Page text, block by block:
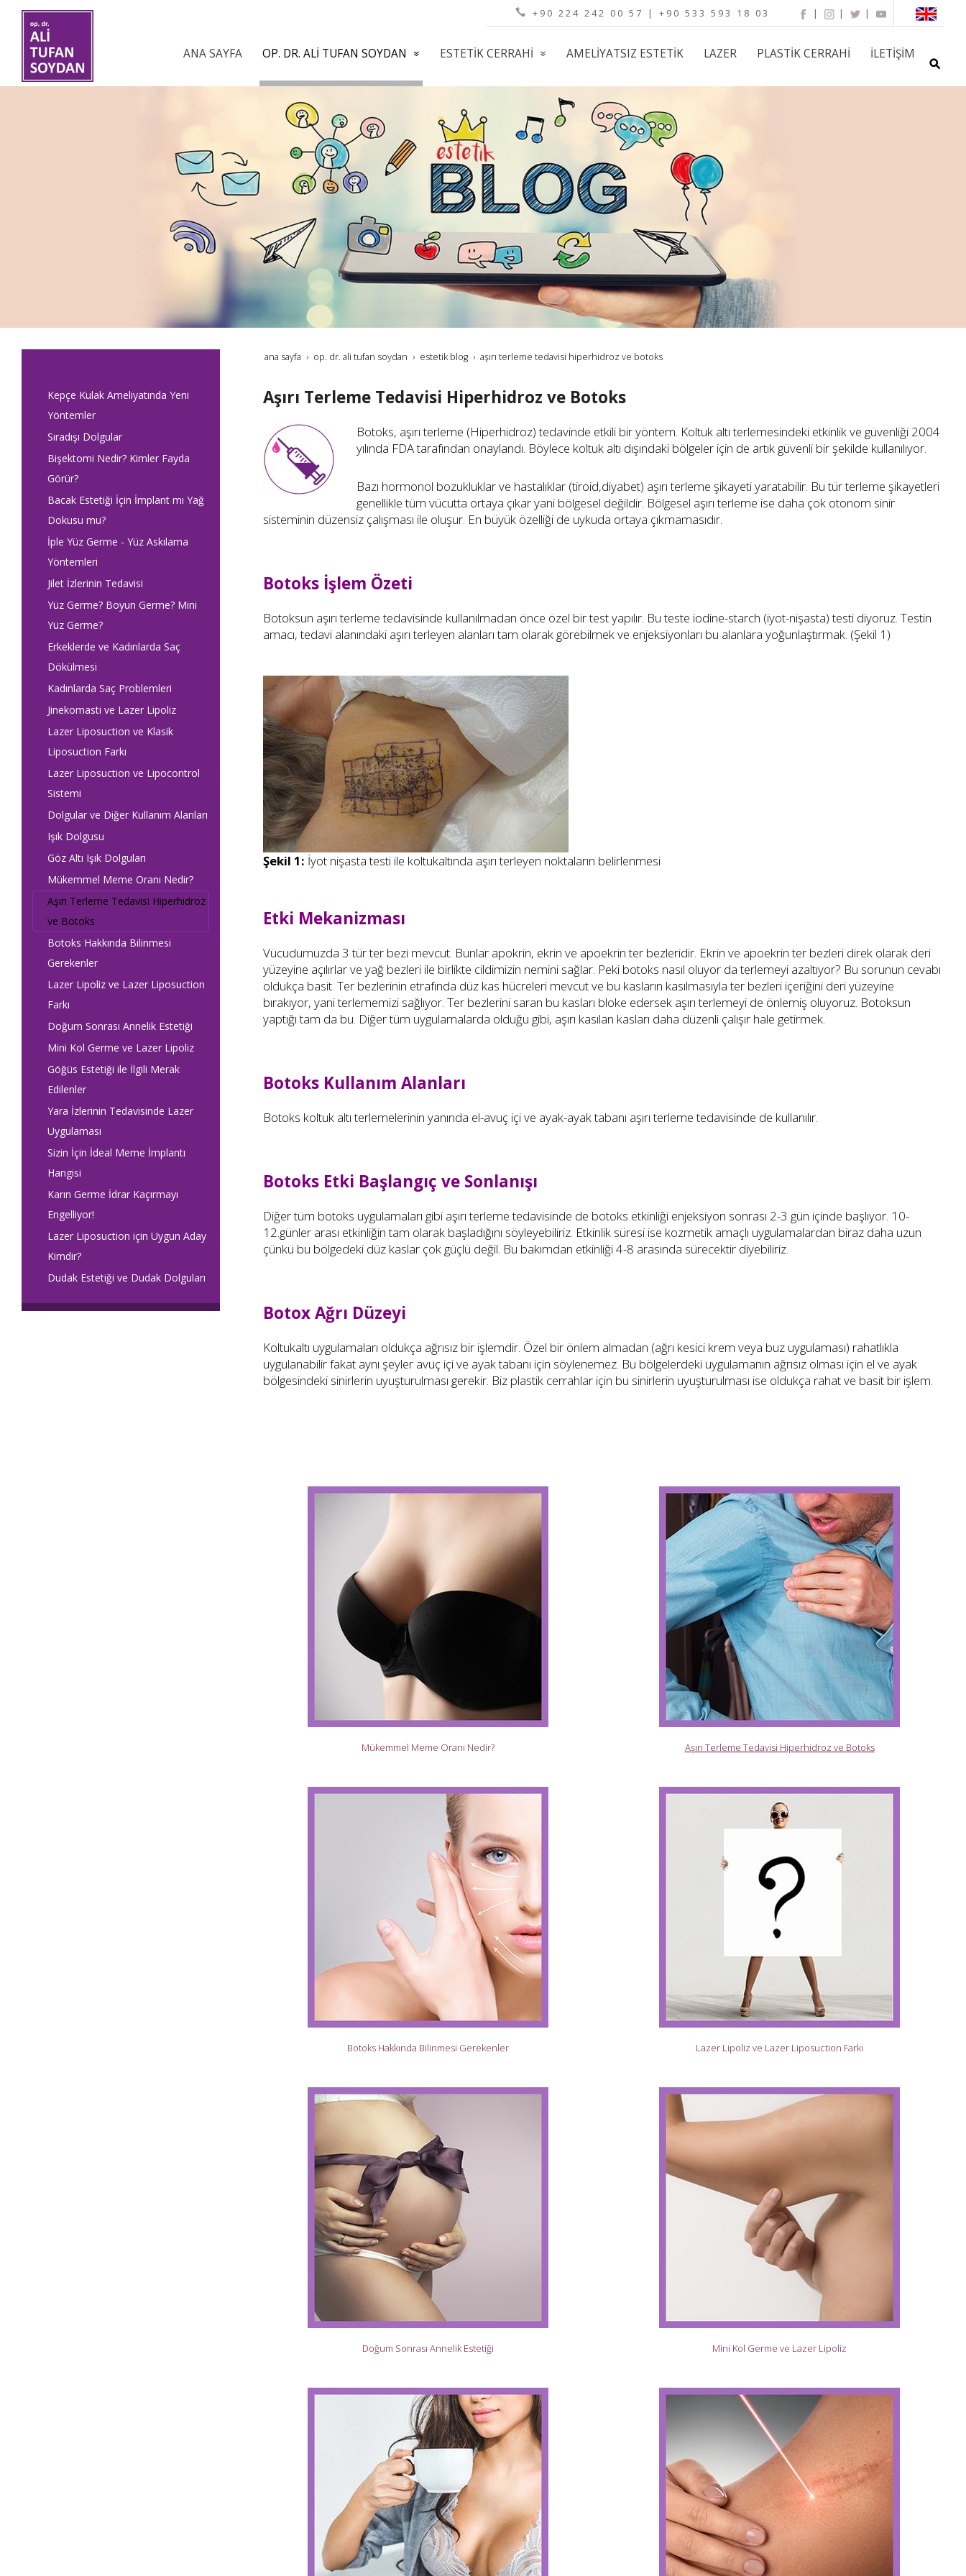
| | |
+90 224 242 00 57 | +90 533 593 18 03
ANA SAYFA OP. DR. ALI TUFAN SOYDAN ESTETIK CERRAHI AMELIYATSIZ ESTETIK LAZER PLASTIK CERRAHI İLETIŞIM
ana sayfa op. dr. ali tufan soydan estetik blog aşırı terleme tedavisi hiperhidroz ve botoks
Aşırı Terleme Tedavisi Hiperhidroz ve Botoks
Botoks, aşırı terleme (Hiperhidroz) tedavinde etkili bir yöntem. Koltuk altı terlemesindeki etkinlik ve güvenliği 2004
yılında FDA tarafından onaylandı. Böylece koltuk altı dışındaki bölgeler için de artık güvenli bir şekilde kullanılıyor.
Bazı hormonol bozukluklar ve hastalıklar (tiroid,diyabet) aşırı terleme şikayeti yaratabilir. Bu tür terleme şikayetleri
genellikle tüm vücutta ortaya çıkar yani bölgesel değildir. Bölgesel aşırı terleme ise daha çok otonom sinir
sisteminin düzensiz çalışması ile oluşur. En büyük özelliği de uykuda ortaya çıkmamasıdır.
Botoks İşlem Özeti
Botoksun aşırı terleme tedavisinde kullanılmadan önce özel bir test yapılır. Bu teste iodine-starch (iyot-nişasta) testi diyoruz. Testin
amacı, tedavi alanındaki aşırı terleyen alanları tam olarak görebilmek ve enjeksiyonları bu alanlara yoğunlaştırmak. (Şekil 1)
Şekil 1: İyot nişasta testi ile koltukaltında aşırı terleyen noktaların belirlenmesi
Etki Mekanizması
Vücudumuzda 3 tür ter bezi mevcut. Bunlar apokrin, ekrin ve apoekrin ter bezleridir. Ekrin ve apoekrin ter bezleri direk olarak deri
yüzeyine açılırlar ve yağ bezleri ile birlikte cildimizin nemini sağlar. Peki botoks nasıl oluyor da terlemeyi azaltıyor? Bu sorunun cevabı
oldukça basit. Ter bezlerinin etrafında düz kas hücreleri mevcut ve bu kasların kasılmasıyla ter bezleri içeriğini deri yüzeyine
bırakıyor, yani terlememizi sağlıyor. Ter bezlerini saran bu kasları bloke edersek aşırı terlemeyi de önlemiş oluyoruz. Botoksun
yaptığı tam da bu. Diğer tüm uygulamalarda olduğu gibi, aşırı kasılan kasları daha düzenli çalışır hale getirmek.
Botoks Kullanım Alanları
Botoks koltuk altı terlemelerinin yanında el-avuç içi ve ayak-ayak tabanı aşırı terleme tedavisinde de kullanılır.
Botoks Etki Başlangıç ve Sonlanışı
Diğer tüm botoks uygulamaları gibi aşırı terleme tedavisinde de botoks etkinliği enjeksiyon sonrası 2-3 gün içinde başlıyor. 10-
12.günler arası etkinliğin tam olarak başladığını söyleyebiliriz. Etkinlik süresi ise kozmetik amaçlı uygulamalardan biraz daha uzun
çünkü bu bölgedeki düz kaslar çok güçlü değil. Bu bakımdan etkinliği 4-8 arasında sürecektir diyebiliriz.
Botox Ağrı Düzeyi
Koltukaltı uygulamaları oldukça ağrısız bir işlemdir. Özel bir önlem almadan (ağrı kesici krem veya buz uygulaması) rahatlıkla
uygulanabilir fakat aynı şeyler avuç içi ve ayak tabanı için söylenemez. Bu bölgelerdeki uygulamanın ağrısız olması için el ve ayak
bölgesindeki sinirlerin uyuşturulması gerekir. Biz plastik cerrahlar için bu sinirlerin uyuşturulması ise oldukça rahat ve basit bir işlem.
Mükemmel Meme Oranı Nedir? Aşırı Terleme Tedavisi Hiperhidroz ve Botoks
Botoks Hakkında Bilinmesi Gerekenler Lazer Lipoliz ve Lazer Liposuction Farkı
Doğum Sonrası Annelik Estetiği Mini Kol Germe ve Lazer Lipoliz
Kepçe Kulak Ameliyatında Yeni
Yöntemler
Sıradışı Dolgular
Bişektomi Nedir? Kimler Fayda
Görür?
Bacak Estetiği İçin İmplant mı Yağ
Dokusu mu?
İple Yüz Germe - Yüz Askılama
Yöntemleri
Jilet İzlerinin Tedavisi
Yüz Germe? Boyun Germe? Mini
Yüz Germe?
Erkeklerde ve Kadınlarda Saç
Dökülmesi
Kadınlarda Saç Problemleri
Jinekomasti ve Lazer Lipoliz
Lazer Liposuction ve Klasik
Liposuction Farkı
Lazer Liposuction ve Lipocontrol
Sistemi
Dolgular ve Diğer Kullanım Alanları
Işık Dolgusu
Göz Altı Işık Dolguları
Mükemmel Meme Oranı Nedir?
Aşırı Terleme Tedavisi Hiperhidroz
ve Botoks
Botoks Hakkında Bilinmesi
Gerekenler
Lazer Lipoliz ve Lazer Liposuction
Farkı
Doğum Sonrası Annelik Estetiği
Mini Kol Germe ve Lazer Lipoliz
Göğüs Estetiği ile İlgili Merak
Edilenler
Yara İzlerinin Tedavisinde Lazer
Uygulaması
Sizin İçin İdeal Meme İmplantı
Hangisi
Karın Germe İdrar Kaçırmayı
Engelliyor!
Lazer Liposuction için Uygun Aday
Kimdir?
Dudak Estetiği ve Dudak Dolguları